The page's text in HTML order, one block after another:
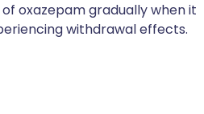
oxazepam gradually when it
withdrawal effects.